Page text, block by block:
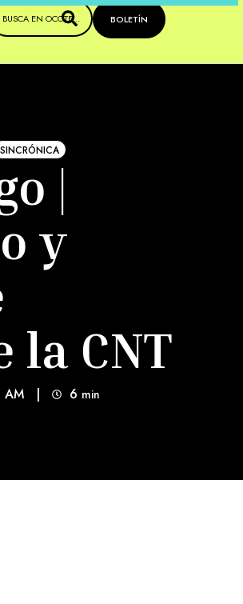
BOLETÍN
SINCRÓNICA
|
y
la CNT
AM | 6 min